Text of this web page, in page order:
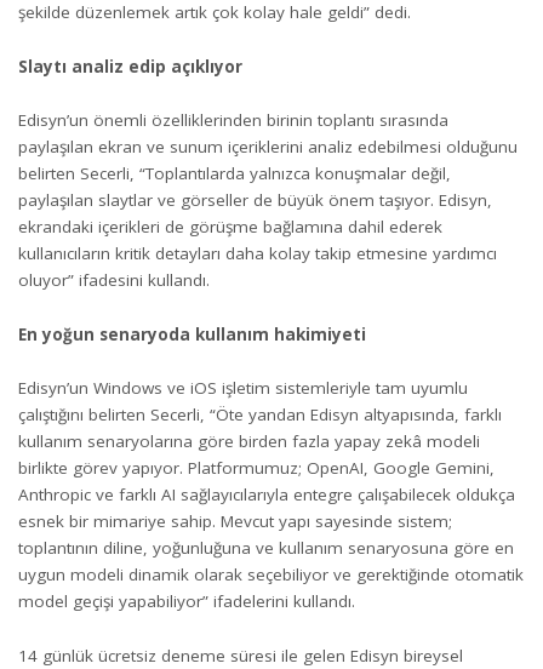
şekilde düzenlemek artık çok kolay hale geldi” dedi.
Slaytı analiz edip açıklıyor
Edisyn’un önemli özelliklerinden birinin toplantı sırasında
paylaşılan ekran ve sunum içeriklerini analiz edebilmesi olduğunu
belirten Secerli, “Toplantılarda yalnızca konuşmalar değil,
paylaşılan slaytlar ve görseller de büyük önem taşıyor. Edisyn,
ekrandaki içerikleri de görüşme bağlamına dahil ederek
kullanıcıların kritik detayları daha kolay takip etmesine yardımcı
oluyor” ifadesini kullandı.
En yoğun senaryoda kullanım hakimiyeti
Edisyn’un Windows ve iOS işletim sistemleriyle tam uyumlu
çalıştığını belirten Secerli, “Öte yandan Edisyn altyapısında, farklı
kullanım senaryolarına göre birden fazla yapay zekâ modeli
birlikte görev yapıyor. Platformumuz; OpenAI, Google Gemini,
Anthropic ve farklı AI sağlayıcılarıyla entegre çalışabilecek oldukça
esnek bir mimariye sahip. Mevcut yapı sayesinde sistem;
toplantının diline, yoğunluğuna ve kullanım senaryosuna göre en
uygun modeli dinamik olarak seçebiliyor ve gerektiğinde otomatik
model geçişi yapabiliyor” ifadelerini kullandı.
14 günlük ücretsiz deneme süresi ile gelen Edisyn bireysel